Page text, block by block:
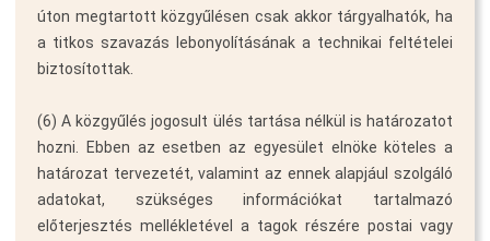
úton megtartott közgyűlésen csak akkor tárgyalhatók, ha
a titkos szavazás lebonyolításának a technikai feltételei
biztosítottak.
(6) A közgyűlés jogosult ülés tartása nélkül is határozatot
hozni. Ebben az esetben az egyesület elnöke köteles a
határozat tervezetét, valamint az ennek alapjául szolgáló
adatokat, szükséges információkat tartalmazó
előterjesztés mellékletével a tagok részére postai vagy